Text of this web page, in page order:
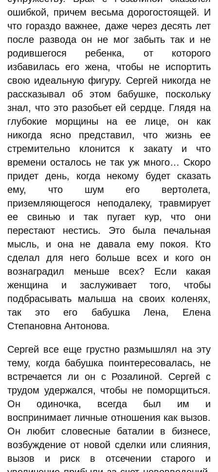
ошибкой, причем весьма дорогостоящей. И
что гораздо важнее, даже через десять лет
после развода он не мог забыть так и не
родившегося ребенка, от которого
избавилась его жена, чтобы не испортить
свою идеальную фигуру. Сергей никогда не
рассказывал об этом бабушке, поскольку
знал, что это разобьет ей сердце. Глядя на
глубокие морщины на ее лице, он как
никогда ясно представил, что жизнь ее
стремительно клонится к закату и что
времени осталось не так уж много… Скоро
придет день, когда некому будет сказать
ему, что шум его вертолета,
приземляющегося неподалеку, травмирует
ее свинью и так пугает кур, что они
перестают нестись. Это была печальная
мысль, и она не давала ему покоя. Кто
сделал для него больше всех и кого он
вознаградил меньше всех? Если какая
женщина и заслуживает того, чтобы
подбрасывать малыша на своих коленях,
так это его бабушка Лена, Елена
Степановна Антонова.
Сергей все еще грустно размышлял на эту
тему, когда бабушка поинтересовалась, не
встречается ли он с Розалиной. Сергей с
трудом удержался, чтобы не поморщиться.
Он одиночка, всегда был им и
воспринимает личные отношения как вызов.
Он любит словесные баталии в бизнесе,
возбуждение от новой сделки или слияния,
вызов и риск в отсечении старого и